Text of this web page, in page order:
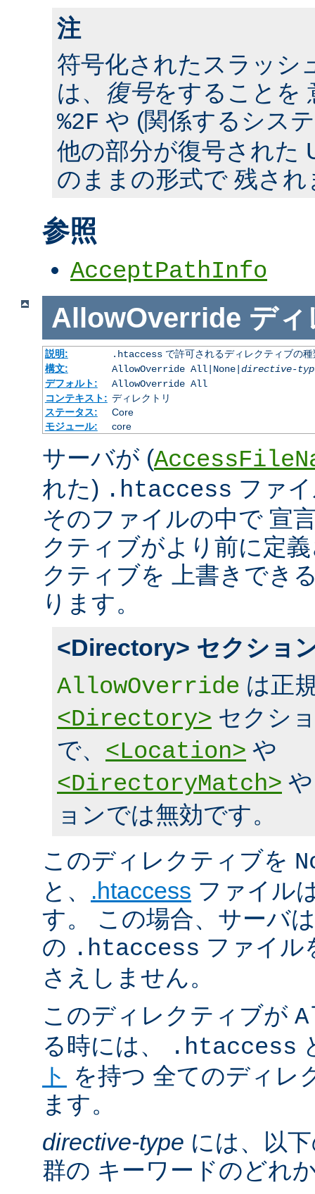
注
符号化されたスラッシ
は、 復号をすることを
%2F や (関係するシス
他の部分が復号された
のままの形式で 残され
参照
AcceptPathInfo
AllowOverride ディ
説明: .htaccessで許可されるディレクティブの種
構文:
AllowOverride All|None| directive-
デフォルト:
AllowOverride All
コンテキスト: ディレクトリ
ステータス:
Core
モジュール:
core
サーバが (
れた) .htaccess ファ
そのファイルの中で 宣
クティブがより前に定
クティブを 上書きでき
ります。
<Directory> セクショ
AllowOverride は正
<Directory> セクシ
で、 <Location> や
<DirectoryMatch>
ョンでは無効です。
このディレクティブを
と、 .htaccess ファイル
す。 この場合、サーバ
の .htaccess ファイル
さえしません。
このディレクティブが
る時には、
.htaccess
ト を持つ 全てのディレ
ます。
directive-type には、以
群の キーワードのどれ